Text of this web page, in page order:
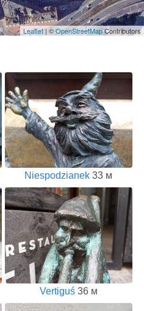
Leaflet| ©OpenStreetMapContributors
Niespodzianek 33 м
Vertiguś36 м